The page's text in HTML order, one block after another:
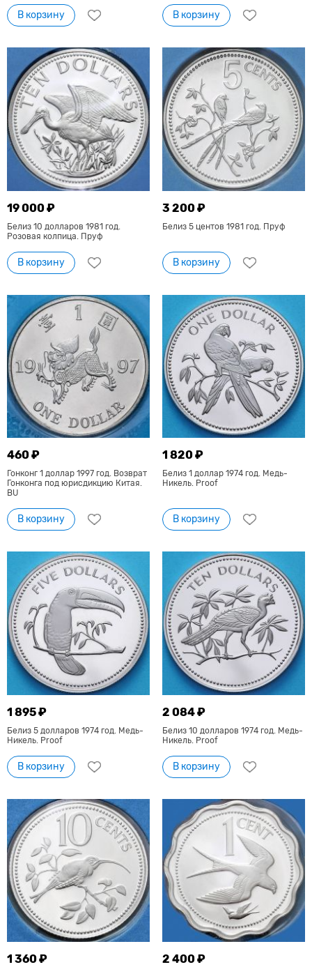
В корзину В корзину
19 000 ₽
Белиз 10 долларов 1981 год.
Розовая колпица. Пруф
В корзину
3 200 ₽
Белиз 5 центов 1981 год. Пруф
В корзину
460 ₽
Гонконг 1 доллар 1997 год. Возврат
Гонконга под юрисдикцию Китая.
BU
В корзину
1 820 ₽
Белиз 1 доллар 1974 год. Медь-
Никель. Proof
В корзину
1 895 ₽
Белиз 5 долларов 1974 год. Медь-
Никель. Proof
В корзину
2 084 ₽
Белиз 10 долларов 1974 год. Медь-
Никель. Proof
В корзину
1 360 ₽ 2 400 ₽